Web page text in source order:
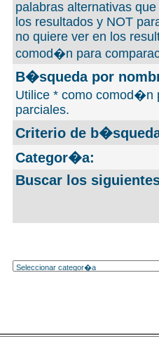
palabras alternativas
los resultados y NOT
no quiere ver en los
comod�n para
B�squeda por
Utilice * como comod�n
parciales.
Criterio de
Categor�a:
Buscar los